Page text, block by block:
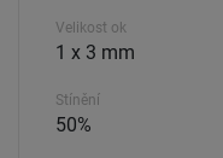
Velikost ok
1 x 3 mm
Stínění
50%